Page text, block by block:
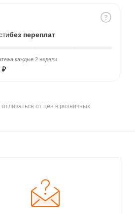
без переплат
каждые 2 недели
₽
от цен в розничных